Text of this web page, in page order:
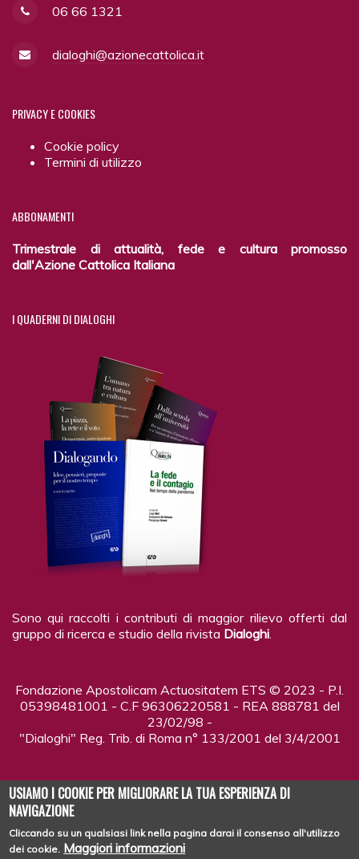
06 66 1321
dialoghi@azionecattolica.it
PRIVACYE COOKIES
Cookie policy
Termini di utilizzo
ABBONAMENTI
Trimestrale di attualità, fede e cultura promosso
dall'Azione Cattolica Italiana
IQUADERNI DI DIALOGHI
Sono qui raccolti i contributi di maggior rilievo offerti dal
gruppo di ricerca e studio della rivista Dialoghi
Fondazione Apostolicam Actuositatem ETS © 2023 - P.I.
05398481001 - C.F 96306220581 - REA 888781 del
23/02/98 -
"Dialoghi" Reg. Trib. di Roma n° 133/2001 del 3/4/2001
Copyright © 2026DIALOGHI - LA RIVISTA
USIAMO I COOKIE PER MIGLIORARE LA TUA ESPERIENZA DI
NAVIGAZIONE
Cliccando su un qualsiasi link nella pagina darai il consenso all'utilizzo
dei cookie. Maggiori informazioni